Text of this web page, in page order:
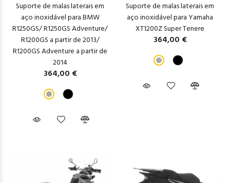
Suporte de malas laterais em
aço inoxidável para BMW
R1250GS/ R1250GS Adventure/
R1200GS a partir de 2013/
R1200GS Adventure a partir de
2014
364,00 €
Suporte de malas laterais em
aço inoxidável para Yamaha
XT1200Z Super Tenere
364,00 €